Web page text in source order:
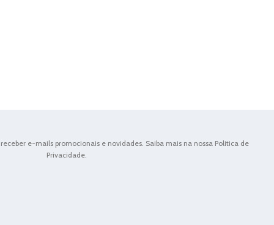
e-mails promocionais e novidades. Saiba mais na nossa Politica de
Privacidade.